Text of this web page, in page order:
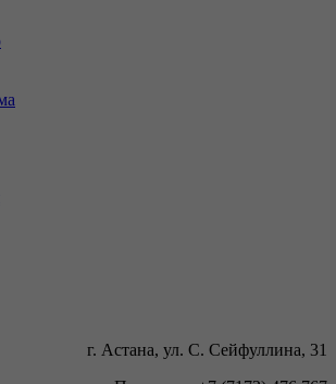
г. Астана, ул. С. Сейфуллина, 31